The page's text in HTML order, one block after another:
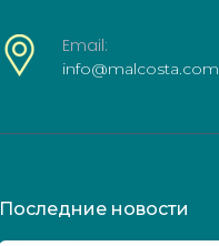
Email:
info@malcosta.com
Последние новости